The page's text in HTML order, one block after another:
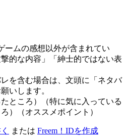
ームの感想以外が含まれてい
的な内容」「紳士的ではない表
を含む場合は、文頭に「ネタバ
いします。
ところ）（特に気に入っている
）（オススメポイント）
または Freem！IDを作成